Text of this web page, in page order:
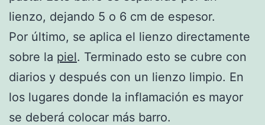
lienzo, dejando 5 o 6 cm de espesor.
Por último, se aplica el lienzo directamente
sobre la piel. Terminado esto se cubre con
diarios y después con un lienzo limpio. En
los lugares donde la inflamación es mayor
se deberá colocar más barro.